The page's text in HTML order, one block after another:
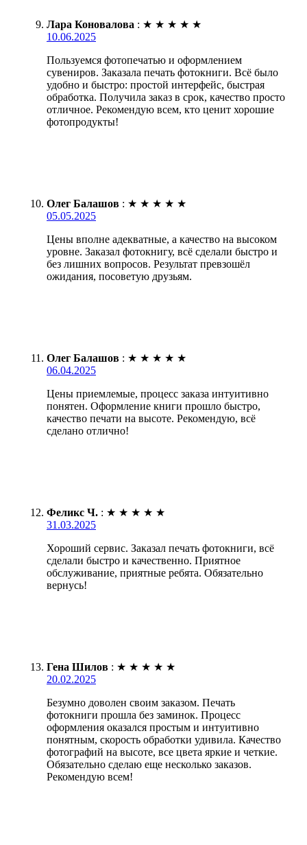
Лара Коновалова : ★ ★ ★ ★ ★
10.06.2025
Пользуемся фотопечатью и оформлением
сувениров. Заказала печать фотокниги. Всё было
удобно и быстро: простой интерфейс, быстрая
обработка. Получила заказ в срок, качество просто
отличное. Рекомендую всем, кто ценит хорошие
фотопродукты!
Олег Балашов : ★ ★ ★ ★ ★
05.05.2025
Цены вполне адекватные, а качество на высоком
уровне. Заказал фотокнигу, всё сделали быстро и
без лишних вопросов. Результат превзошёл
ожидания, посоветую друзьям.
Олег Балашов : ★ ★ ★ ★ ★
06.04.2025
Цены приемлемые, процесс заказа интуитивно
понятен. Оформление книги прошло быстро,
качество печати на высоте. Рекомендую, всё
сделано отлично!
Феликс Ч. : ★ ★ ★ ★ ★
31.03.2025
Хороший сервис. Заказал печать фотокниги, всё
сделали быстро и качественно. Приятное
обслуживание, приятные ребята. Обязательно
вернусь!
Гена Шилов : ★ ★ ★ ★ ★
20.02.2025
Безумно доволен своим заказом. Печать
фотокниги прошла без заминок. Процесс
оформления оказался простым и интуитивно
понятным, скорость обработки удивила. Качество
фотографий на высоте, все цвета яркие и четкие.
Обязательно сделаю еще несколько заказов.
Рекомендую всем!